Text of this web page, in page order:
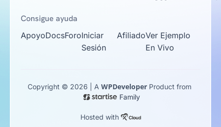
Consigue ayuda
ApoyoDocsForoIniciar
Sesión
AfiliadoVer Ejemplo
En Vivo
Copyright © 2026 | A WPDeveloper Product from
Family
Hosted with